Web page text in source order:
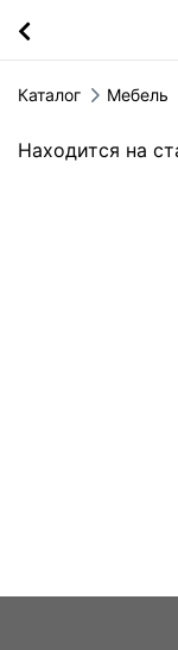
Каталог Мебель
Находится на